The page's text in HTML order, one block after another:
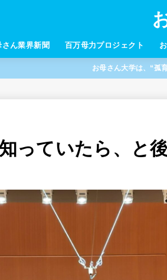
さん業界新聞 百万母力プロジェクト
お母さん大学は、“孤
っていたら、と